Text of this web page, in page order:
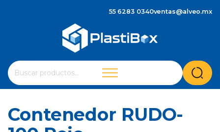
55 6283 0340ventas@alveo.mx
Buscar
por:
Cuando hay resultados autocompletados, puedes
Contenedor RUDO-